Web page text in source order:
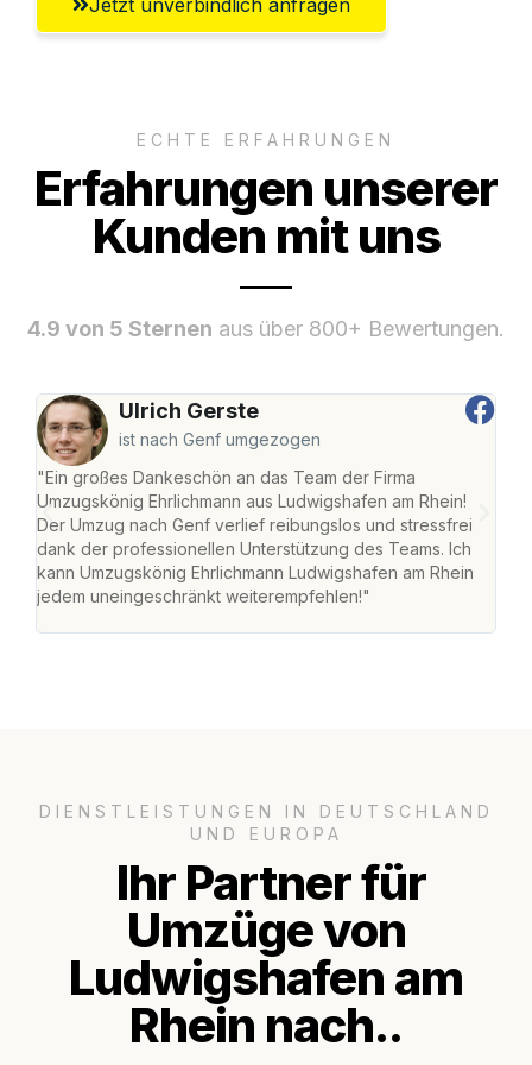
ECHTE ERFAHRUNGEN
Erfahrungen unserer
Kunden mit uns
4.9 von 5 Sternen aus über 800+ Bewertungen.
Ulrich Gerste
ist nach Genf umgezogen
"Ein großes Dankeschön an das Team der Firma
Umzugskönig Ehrlichmann aus Ludwigshafen am Rhein!
Der Umzug nach Genf verlief reibungslos und stressfrei
dank der professionellen Unterstützung des Teams. Ich
kann Umzugskönig Ehrlichmann Ludwigshafen am Rhein
jedem uneingeschränkt weiterempfehlen!"
DIENSTLEISTUNGEN IN DEUTSCHLAND
UND EUROPA
Ihr Partner für
Umzüge von
Ludwigshafen am
Rhein nach..